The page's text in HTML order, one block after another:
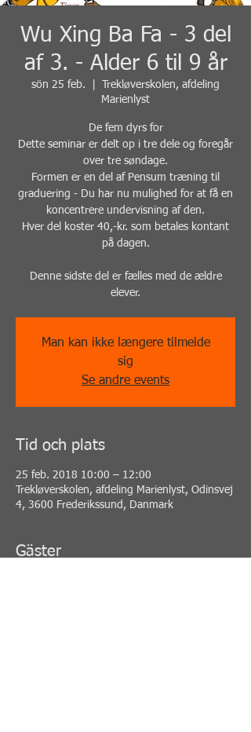
Wu Xing Ba Fa - 3 del
af 3. - Alder 6 til 9 år
sön 25 feb.
Trekløverskolen, afdeling
Marienlyst
De fem dyrs for
Dette seminar er delt op i tre dele og foregår
over tre søndage.
Formen er en del af Pensum træning til
graduering - Du har nu mulighed for at få en
koncentrere undervisning af den.
Hver del koster 40,-kr. som betales kontant
på dagen.
Denne sidste del er fælles med de ældre
elever.
Man kan ikke længere tilmelde
sig
Se andre events
Tid och plats
25 feb. 2018 10:00 – 12:00
Trekløverskolen, afdeling Marienlyst, Odinsvej
4, 3600 Frederikssund, Danmark
Gäster